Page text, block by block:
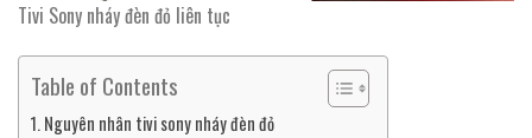
Tivi Sony nháy đèn đỏ liên tục
Table of Contents
Nguyên nhân tivi sony nháy đèn đỏ